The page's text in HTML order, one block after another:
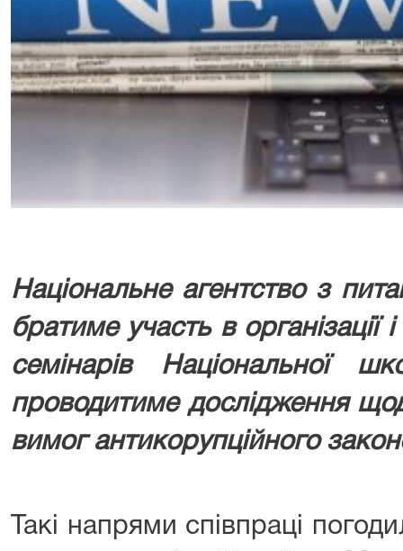
Національне агентство з
братиме участь в організації
семінарів Національної
проводитиме дослідження
вимог антикорупційного
Такі напрями співпраці